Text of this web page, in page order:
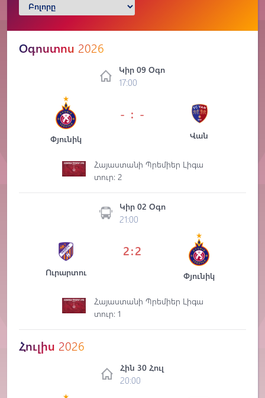
Օգոստոս 2026
Կիր 09 Օգո
17:00
Փյունիկ
- : -
Վան
Հայաստանի Պրեմիեր Լիգա
տուր: 2
Կիր 02 Օգո
21:00
Ուրարտու
2:2
Փյունիկ
Հայաստանի Պրեմիեր Լիգա
տուր: 1
Հուլիս 2026
Հին 30 Հուլ
20:00